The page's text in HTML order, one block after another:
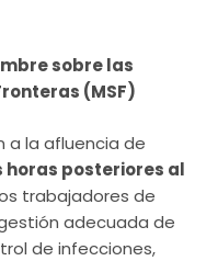
sobre las
(MSF)
a la afluencia de
horas posteriores al
trabajadores de
adecuada de
de infecciones,